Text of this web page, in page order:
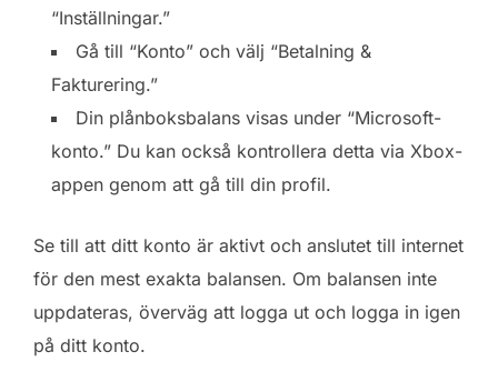
“Inställningar.”
Gå till “Konto” och välj “Betalning &
Fakturering.”
Din plånboksbalans visas under “Microsoft-
konto.” Du kan också kontrollera detta via Xbox-
appen genom att gå till din profil.
Se till att ditt konto är aktivt och anslutet till internet
för den mest exakta balansen. Om balansen inte
uppdateras, överväg att logga ut och logga in igen
på ditt konto.